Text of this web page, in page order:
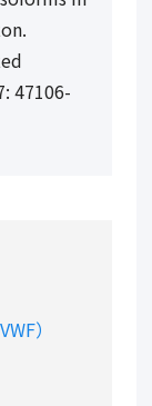
: 47106-
）